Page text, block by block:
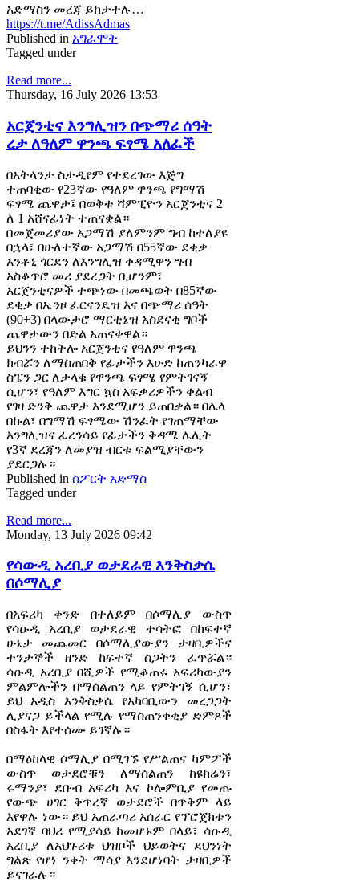
አድማስን መረጃ ይከታተሉ…
https://t.me/AdissAdmas
Published in አግራሞት
Tagged under
Read more...
Thursday, 16 July 2026 13:53
አርጀንቲና እንግሊዝን በጭማሪ ሰዓት
ረታ ለዓለም ዋንጫ ፍፃሜ አለፈች
በአትላንታ ስታዲየም የተደረገው እጅግ
ተጠባቂው የ23ኛው የዓለም ዋንጫ የግማሽ
ፍፃሜ ጨዋታ፤ በወቅቱ ሻምፒዮን አርጀንቲና 2
ለ 1 አሸናፊነት ተጠናቋል።
በመጀመሪያው አጋማሽ ያለምንም ግብ ከተለያዩ
በኋላ፣ በሁለተኛው አጋማሽ በ55ኛው ደቂቃ
አንቶኒ ጎርደን ለእንግሊዝ ቀዳሚዋን ግብ
አስቆጥሮ መሪ ያደረጋት ቢሆንም፣
አርጀንቲናዎች ተጭነው በመጫወት በ85ኛው
ደቂቃ በኤንዞ ፈርናንዴዝ እና በጭማሪ ሰዓት
(90+3) በላውታሮ ማርቲኔዝ አስደናቂ ግቦች
ጨዋታውን በድል አጠናቀዋል።
ይህንን ተከትሎ አርጀንቲና የዓለም ዋንጫ
ክብሯን ለማስጠበቅ የፊታችን እሁድ ከጠንካራዋ
ስፔን ጋር ለታላቁ የዋንጫ ፍፃሜ የምትገናኝ
ሲሆን፣ የዓለም እግር ኳስ አፍቃሪዎችን ቀልብ
የገዛ ድንቅ ጨዋታ እንደሚሆን ይጠበቃል። በሌላ
በኩል፣ በግማሽ ፍፃሜው ሽንፈት የገጠማቸው
እንግሊዝና ፈረንሳይ የፊታችን ቅዳሜ ሌሊት
የ3ኛ ደረጃን ለመያዝ ብርቱ ፍልሚያቸውን
ያደርጋሉ።
Published in ስፖርት አድማስ
Tagged under
Read more...
Monday, 13 July 2026 09:42
የሳውዲ አረቢያ ወታደራዊ እንቅስቃሴ
በሶማሊያ
በአፍሪካ ቀንድ በተለይም በሶማሊያ ውስጥ
የሳዑዲ አረቢያ ወታደራዊ ተሳትፎ በከፍተኛ
ሁኔታ መጨመር በሶማሊያውያን ታዛቢዎችና
ተንታኞች ዘንድ ከፍተኛ ስጋትን ፈጥሯል።
ሳዑዲ አረቢያ በሺዎች የሚቆጠሩ አፍሪካውያን
ምልምሎችን በማሰልጠን ላይ የምትገኝ ሲሆን፣
ይህ አዲስ እንቅስቃሴ የአካባቢውን መረጋጋት
ሊያናጋ ይችላል የሚሉ የማስጠንቀቂያ ድምጾች
በስፋት እየተሰሙ ይገኛሉ።
በማዕከላዊ ሶማሊያ በሚገኙ የሥልጠና ካምፖች
ውስጥ ወታደሮቹን ለማሰልጠን ከዩክሬን፣
ሩማንያ፣ ደቡብ አፍሪካ እና ኮሎምቢያ የመጡ
የውጭ ሀገር ቅጥረኛ ወታደሮች በጥቅም ላይ
እየዋሉ ነው። ይህ አጠራጣሪ አሰራር የፕሮጀክቱን
አደገኛ ባህሪ የሚያሳይ ከመሆኑም በላይ፣ ሳዑዲ
አረቢያ ለአህጉሪቱ ህዝቦች ህይወትና ደህንነት
ግልጽ የሆነ ንቀት ማሳያ እንደሆነባት ታዛቢዎች
ይናገራሉ።